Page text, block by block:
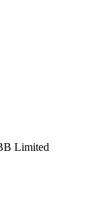
Limited